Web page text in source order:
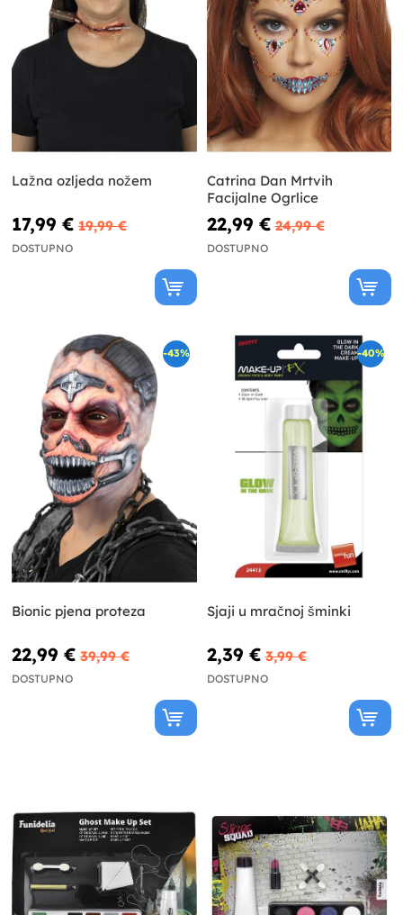
Lažna ozljeda nožem
17,99 € 19,99 €
DOSTUPNO
Catrina Dan Mrtvih
Facijalne Ogrlice
22,99 € 24,99 €
DOSTUPNO
-43%
Bionic pjena proteza
22,99 € 39,99 €
DOSTUPNO
-40%
Sjaji u mračnoj šminki
2,39 € 3,99 €
DOSTUPNO